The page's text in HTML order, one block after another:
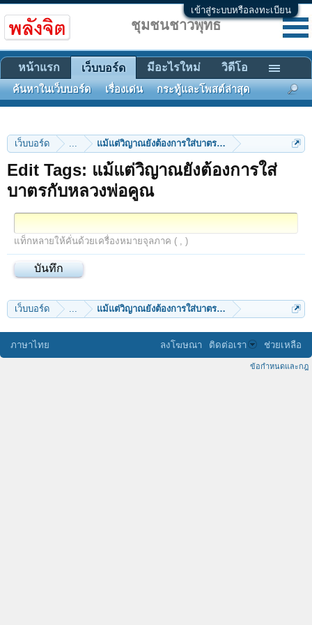
เข้าสู่ระบบหรือลงทะเบียน
เว็บบอร์ด ... แม้แต่วิญาณยังต้องการใส่บาตรกับหลวงพ่อคูณ
Edit Tags: แม้แต่วิญาณยังต้องการใส่
บาตรกับหลวงพ่อคูณ
แท็กหลายให้คั่นด้วยเครื่องหมายจุลภาค ( , )
เว็บบอร์ด ... แม้แต่วิญาณยังต้องการใส่บาตรกับหลวงพ่อคูณ
ชุมชนชาวพุทธ
หน้าแรก เว็บบอร์ด
ค้นหาในเว็บบอร์ด เรื่องเด่น กระทู้และโพสต์ล่าสุด
มีอะไรใหม่ วิดีโอ
ภาษาไทย ลงโฆษณา ติดต่อเรา ช่วยเหลือ
ข้อกำหนดและกฎ